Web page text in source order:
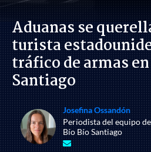
Aduanas se
turista
tráfico de armas
Santiago
Josefina Ossandón
Periodista del equipo
Bío Bío Santiago